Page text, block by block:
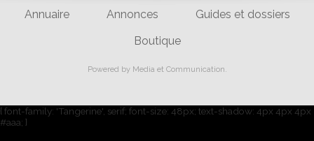
Annuaire Annonces
Guides et dossiers
Boutique
Powered by Media et Communication.
{ font-family: 'Tangerine', serif; font-size: 48px; text-shadow: 4px 4px 4px
#aaa; }